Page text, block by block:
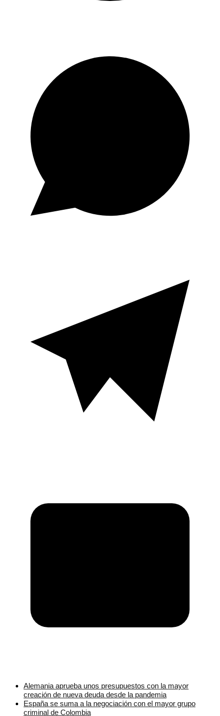
Alemania aprueba unos presupuestos con la mayor
creación de nueva deuda desde la pandemia
España se suma a la negociación con el mayor grupo
criminal de Colombia